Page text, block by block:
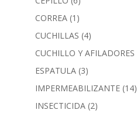
CORREA (1)
CUCHILLAS (4)
CUCHILLO Y AFILADORES
ESPATULA (3)
IMPERMEABILIZANTE (14)
INSECTICIDA (2)